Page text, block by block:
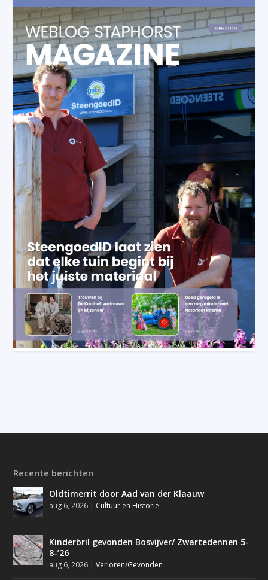
Recente berichten
Oldtimerrit door Aad van der Klaauw
aug 6, 2026 Cultuur en Historie
Kinderbril gevonden Bosvijver/ Zwartedennen 5-
8-’26
aug 6, 2026 |Verloren/Gevonden